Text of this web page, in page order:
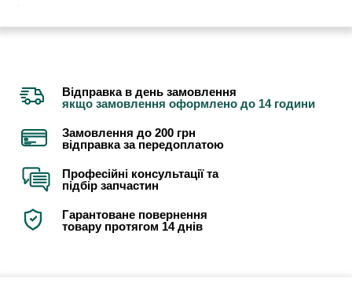
Відправка в день замовлення
якщо замовлення оформлено до 14 години
Замовлення до 200 грн
відправка за передоплатою
Професійні консультації та
підбір запчастин
Гарантоване повернення
товару протягом 14 днів